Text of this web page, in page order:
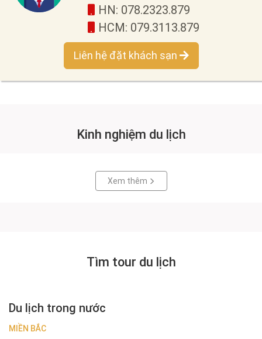
HN: 078.2323.879
HCM: 079.3113.879
Liên hệ đặt khách sạn
Kinh nghiệm du lịch
Xem thêm
Tìm tour du lịch
Du lịch trong nước
MIỀN BẮC